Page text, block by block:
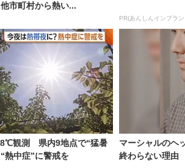
市町村から熱い...
PR(あんしんインプラ
観測 県内9地点で“猛暑
熱中症”に警戒を
マーシャルのヘ
終わらない理由